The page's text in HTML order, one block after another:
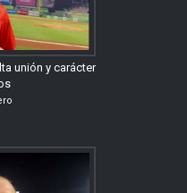
unión y carácter